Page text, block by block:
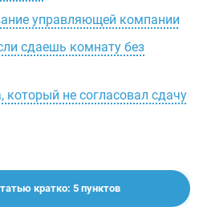
управляющей компании
сдаешь комнату без
который не согласовал сдачу
кратко: 5 пунктов